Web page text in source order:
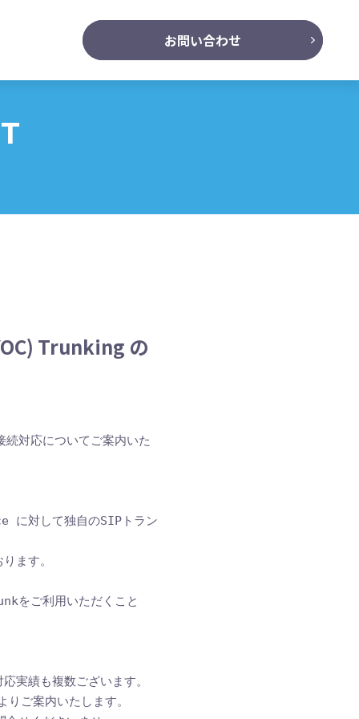
お問い合わせ
Trunking の
応についてご案内いた
して独自のSIPトラン
ます。
をご利用いただくこと
実績も複数ございます。
ご案内いたします。